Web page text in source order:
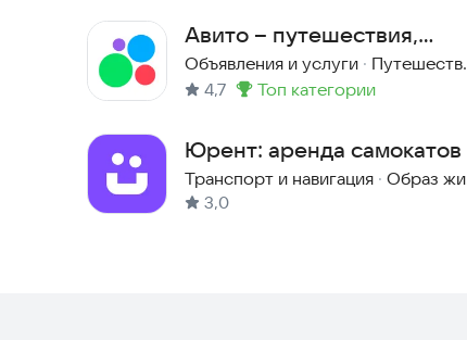
Авито – путешествия,
работа, услуги, авто
Объявления и услуги · Путешествия
4,7
Метка :
топ категории
Юрент: аренда самокатов
Транспорт и навигация · Образ жизни
3,0